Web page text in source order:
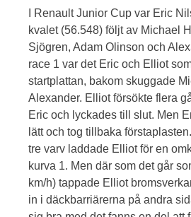
I Renault Junior Cup var Eric
kvalet (56.548) följt av Michael
Sjögren, Adam Olinson och
race 1 var det Eric och Elliot
startplattan, bakom skuggade
Alexander. Elliot försökte flera
Eric och lyckades till slut. Men
lätt och tog tillbaka
tre varv laddade Elliot för en
kurva 1. Men där som det går
km/h) tappade Elliot
in i däckbarriärerna på andra